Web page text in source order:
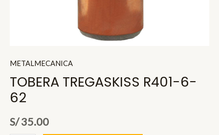
METALMECANICA
TOBERA TREGASKISS R401-6-
62
S/35.00